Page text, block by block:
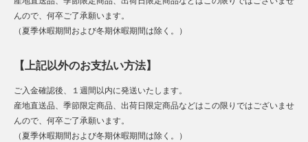
んので、何卒ご了承願います。
（夏季休暇期間および冬期休暇期間は除く。）
【上記以外のお支払い方法】
ご入金確認後、１週間以内に発送いたします。
産地直送品、季節限定商品、出荷日限定商品などはこの限りではございませ
んので、何卒ご了承願います。
（夏季休暇期間および冬期休暇期間は除く。）